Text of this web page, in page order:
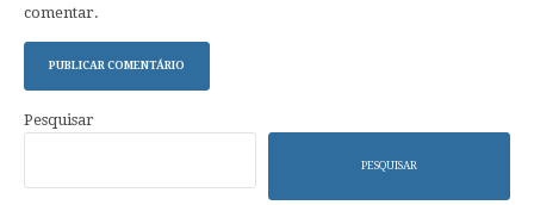
comentar.
Pesquisar
PESQUISAR